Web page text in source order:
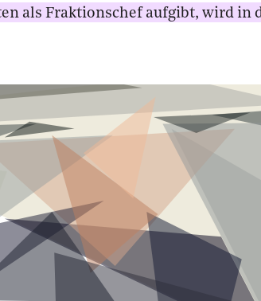
als Fraktionschef aufgibt, wird in